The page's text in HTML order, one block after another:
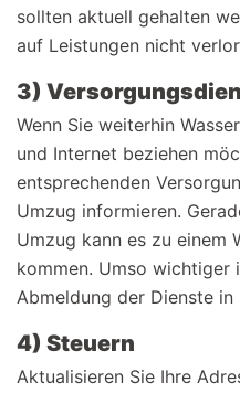
sollten aktuell gehalten
auf Leistungen nicht
3)
Wenn Sie weiterhin
und Internet beziehen
entsprechenden
Umzug informieren.
Umzug kann es zu einem
kommen. Umso wichtiger
Abmeldung der Dienste
4) Steuern
Aktualisieren Sie Ihre